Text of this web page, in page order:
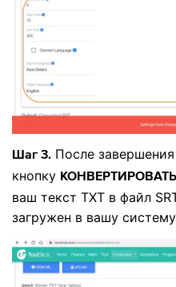
Шаг 3. После
кнопку КОНВЕРТИРОВАТЬ
ваш текст TXT в файл
загружен в вашу